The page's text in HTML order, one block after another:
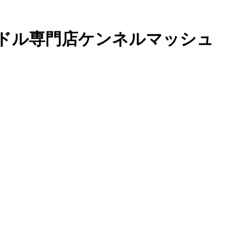
ル専門店ケンネルマッシュ